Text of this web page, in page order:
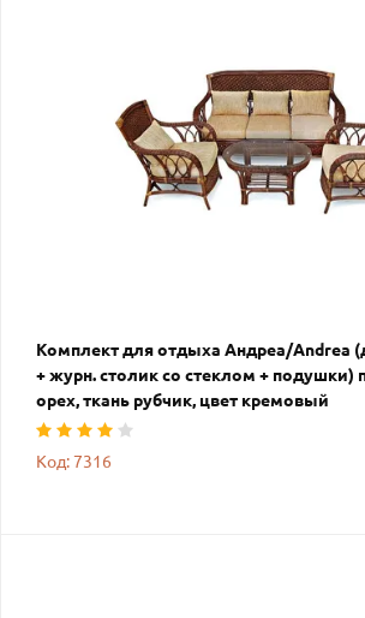
Комплект для отдыха Андреа/Andrea
+ журн. столик со стеклом + подушки)
орех, ткань рубчик, цвет кремовый
Код: 7316